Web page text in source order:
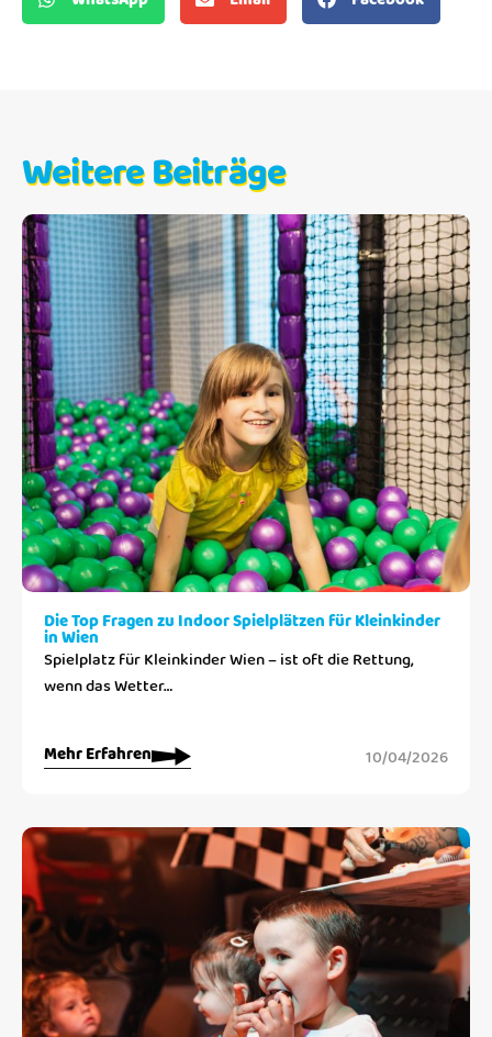
Weitere Beiträge
Die Top Fragen zu Indoor Spielplätzen für Kleinkinder
in Wien
Spielplatz für Kleinkinder Wien – ist oft die Rettung,
wenn das Wetter…
Mehr Erfahren 10/04/2026